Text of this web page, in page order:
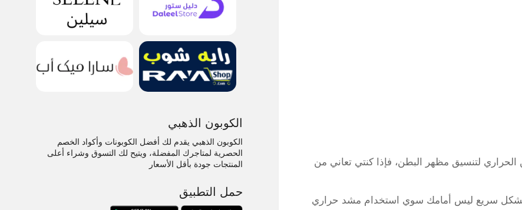
لتنسيق مظهر البطن، فإذا كنتي تعاني من
سريع ليس أمامك سوي استخدام مشد حراري
الكوبون الذهبي
الكوبون الذهبي يقدم لك أفضل الكوبونات وأكواد الخصم
الحصرية لمتاجرك المفضلة، ويتيح لك التسوق وشراء أعلى
المنتجات جودة بأقل الأسعار
حمل التطبيق